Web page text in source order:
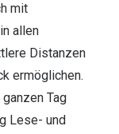
mit
allen
Distanzen
ermöglichen.
Tag
Lese- und